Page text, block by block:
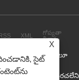
X
సైట్
RSS XML
గోప్యతా
విధానం
లిమిటెడ్. అన్ని హక్కులూ
పునర్వినియోగపరచలేని